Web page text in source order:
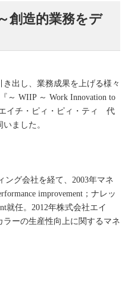
創造的業務をデ
出し、業務成果を上げる様々
～ WIIP ～ Work Innovation to
イチ・ピィ・ピィ・ティ 代
ました。
ング会社を経て、2003年マネ
improvement；ナレッ
就任。2012年株式会社エイ
ーの生産性向上に関するマネ